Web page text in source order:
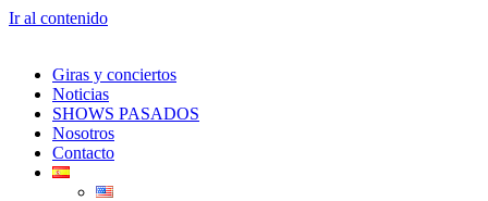
Ir al contenido
Giras y conciertos
Noticias
SHOWS PASADOS
Nosotros
Contacto